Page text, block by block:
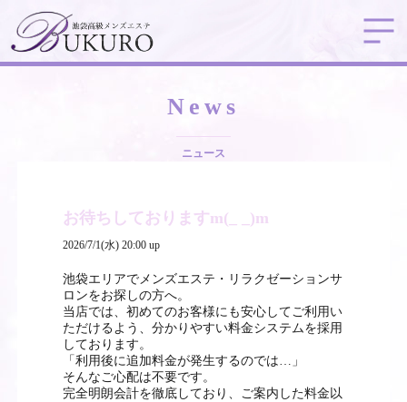
News
ニュース
お待ちしておりますm(_ _)m
2026/7/1(水) 20:00 up
池袋エリアでメンズエステ・リラクゼーションサ
ロンをお探しの方へ。
当店では、初めてのお客様にも安心してご利用い
ただけるよう、分かりやすい料金システムを採用
しております。
「利用後に追加料金が発生するのでは…」
そんなご心配は不要です。
完全明朗会計を徹底しており、ご案内した料金以